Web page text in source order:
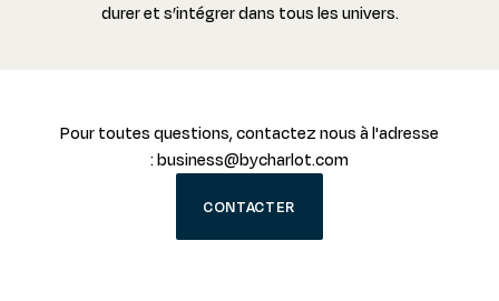
durer et s’intégrer dans tous les univers.
Pour toutes questions, contactez nous à l'adresse
:business@bycharlot.com
CONTACTER